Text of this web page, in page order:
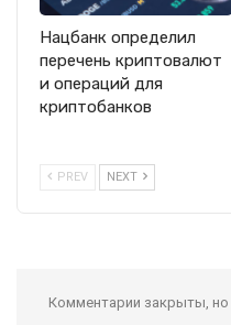
Нацбанк определил
перечень криптовалют
и операций для
криптобанков
PREV NEXT
Комментарии закрыты, но